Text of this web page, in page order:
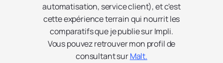
automatisation, service client), et c'est
cette expérience terrain qui nourrit les
comparatifs que je publie sur Impli.
Vous pouvez retrouver mon profil de
consultant surMalt.